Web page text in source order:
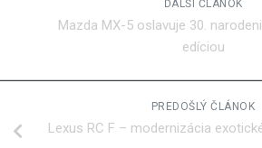
ĎALŠÍ ČLÁNOK
Mazda MX-5 oslavuje 30.
edíciou
PREDOŠLÝ ČLÁNOK
Lexus RC F – modernizácia